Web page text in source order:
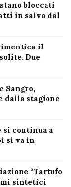
bloccati
in salvo dal
il
Due
Sangro,
dalla stagione
si continua a
si va in
“Tartufo
sintetici